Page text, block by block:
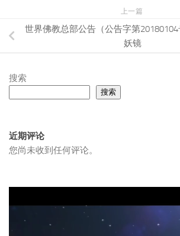
上一篇
世界佛教总部公告（公告字第
妖镜
搜索
搜索
近期评论
您尚未收到任何评论。